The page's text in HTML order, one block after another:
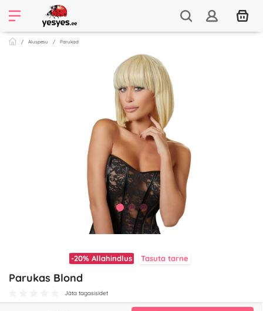
Aluspesu Parukad
-20% Allahindlus Tasuta tarne
Parukas Blond
Jäta tagasisidet